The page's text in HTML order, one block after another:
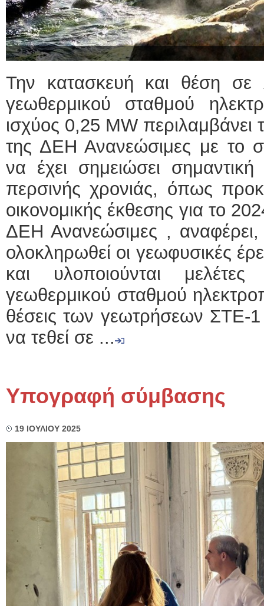
Την κατασκευή και θέση σε
γεωθερμικού σταθμού
ισχύος 0,25 MW
της ΔΕΗ Ανανεώσιμες με το
να έχει σημειώσει
περσινής χρονιάς, όπως
οικονομικής έκθεσης για το
ΔΕΗ Ανανεώσιμες ,
ολοκληρωθεί οι γεωφυσικές
και υλοποιούνται
γεωθερμικού σταθμού
θέσεις των γεωτρήσεων ΣΤΕ-
να τεθεί σε ...
Υπογραφή σύμβασης
19 ΙΟΥΛΙΟΥ 2025